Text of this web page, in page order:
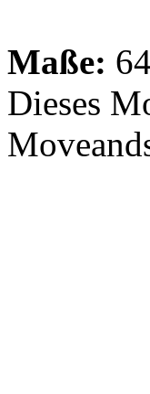
Maße:
Dieses